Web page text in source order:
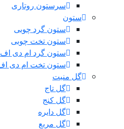
سرستون روتاری
ستون
ستون گرد چوبی
ستون تخت چوبی
ستون گرد ام دی اف
ستون تخت ام دی اف
گل منبت
گل تاج
گل کنج
گل دایره
گل مربع